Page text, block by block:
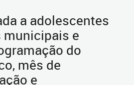
a adolescentes
municipais e
do
mês de
e